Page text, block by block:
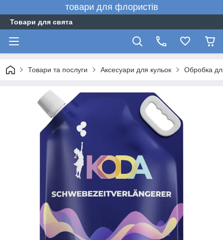
товари для флористів
Товари для свята
Товари та послуги Аксесуари для кульок Обробка